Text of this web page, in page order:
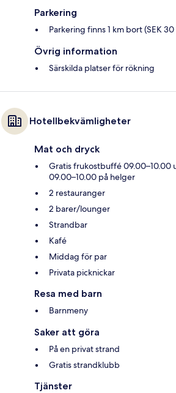
Parkering
Parkering finns 1 km bort (SEK
Övrig information
Särskilda platser för rökning
Hotellbekvämligheter
Mat och dryck
Gratis frukostbuffé 09.00–10.00
09.00–10.00 på helger
2 restauranger
2 barer/lounger
Strandbar
Kafé
Middag för par
Privata picknickar
Resa med barn
Barnmeny
Saker att göra
På en privat strand
Gratis strandklubb
Tjänster